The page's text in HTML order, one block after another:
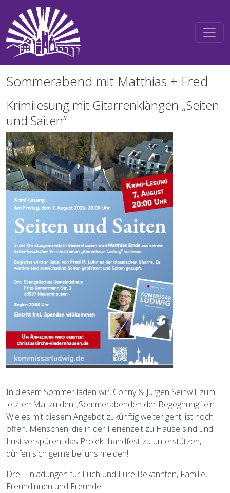
Direkt zum Inhalt
Sommerabend mit Matthias + Fred
Krimilesung mit Gitarrenklängen „Seiten
und Saiten“
In diesem Sommer laden wir, Conny & Jürgen Seinwill zum
letzten Mal zu den „Sommerabenden der Begegnung“ ein.
Wie es mit diesem Angebot zukünftig weiter geht, ist noch
offen. Menschen, die in der Ferienzeit zu Hause sind und
Lust verspüren, das Projekt handfest zu unterstützen,
dürfen sich gerne bei uns melden!
Drei Einladungen für Euch und Eure Bekannten, Familie,
Freundinnen und Freunde: